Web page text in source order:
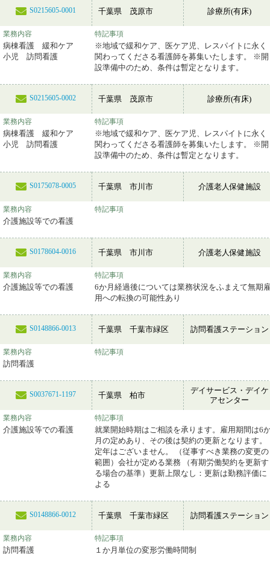
S0215605-0001 千葉県 茂原市 診療所(有床)
業務内容
病棟看護 緩和ケア
小児 訪問看護
特記事項
※地域で緩和ケア、医ケア児、レスパイトに永く
関わってくださる看護師を募集いたします。 ※開
設準備中のため、条件は暫定となります。
S0215605-0002 千葉県 茂原市 診療所(有床)
業務内容
病棟看護 緩和ケア
小児 訪問看護
特記事項
※地域で緩和ケア、医ケア児、レスパイトに永く
関わってくださる看護師を募集いたします。 ※開
設準備中のため、条件は暫定となります。
S0175078-0005 千葉県 市川市 介護老人保健施設
業務内容
介護施設等での看護
特記事項
S0178604-0016 千葉県 市川市 介護老人保健施設
業務内容
介護施設等での看護
特記事項
6か月経過後については業務状況をふまえて無期
用への転換の可能性あり
S0148866-0013 千葉県 千葉市緑区 訪問看護ステーション
業務内容
訪問看護
特記事項
S0037671-1197 千葉県 柏市
デイサービス・デイケ
アセンター
業務内容
介護施設等での看護
特記事項
就業開始時期はご相談を承ります。雇用期間は6
月の定めあり、その後は契約の更新となります。
定年はございません。 （従事すべき業務の変更の
範囲）会社が定める業務 （有期労働契約を更新す
る場合の基準）更新上限なし：更新は勤務評価に
よる
S0148866-0012 千葉県 千葉市緑区 訪問看護ステーション
業務内容
訪問看護
特記事項
１か月単位の変形労働時間制